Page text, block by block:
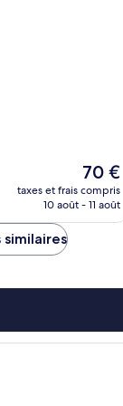
Le
nouveau
prix
70 €
taxes et frais compris
10 août - 11 août